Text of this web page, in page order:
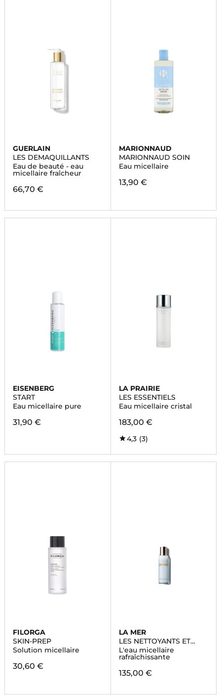
GUERLAIN
LES DEMAQUILLANTS
Eau de beauté - eau
micellaire fraîcheur
66,70 €
MARIONNAUD
MARIONNAUD SOIN
Eau micellaire
13,90 €
EISENBERG
START
Eau micellaire pure
31,90 €
LA PRAIRIE
LES ESSENTIELS
Eau micellaire cristal
183,00 €
4,3 (3)
FILORGA
SKIN-PREP
Solution micellaire
30,60 €
LA MER
LES NETTOYANTS ET
TONIQUES
L'eau micellaire
rafraîchissante
135,00 €